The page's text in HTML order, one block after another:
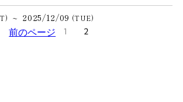
~ 2025/12/09 (TUE)
前のページ 1 2